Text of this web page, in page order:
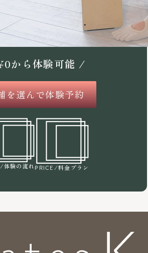
0から体験可能 /
を選んで体験予約
/体験の流れPRICE /料金プラン